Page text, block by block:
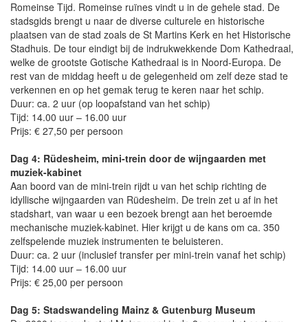
Romeinse Tijd. Romeinse ruïnes vindt u in de gehele stad. De
stadsgids brengt u naar de diverse culturele en historische
plaatsen van de stad zoals de St Martins Kerk en het Historische
Stadhuis. De tour eindigt bij de indrukwekkende Dom Kathedraal,
welke de grootste Gotische Kathedraal is in Noord-Europa. De
rest van de middag heeft u de gelegenheid om zelf deze stad te
verkennen en op het gemak terug te keren naar het schip.
Duur: ca. 2 uur (op loopafstand van het schip)
Tijd: 14.00 uur – 16.00 uur
Prijs: € 27,50 per persoon
Dag 4: Rüdesheim, mini-trein door de wijngaarden met
muziek-kabinet
Aan boord van de mini-trein rijdt u van het schip richting de
idyllische wijngaarden van Rüdesheim. De trein zet u af in het
stadshart, van waar u een bezoek brengt aan het beroemde
mechanische muziek-kabinet. Hier krijgt u de kans om ca. 350
zelfspelende muziek instrumenten te beluisteren.
Duur: ca. 2 uur (inclusief transfer per mini-trein vanaf het schip)
Tijd: 14.00 uur – 16.00 uur
Prijs: € 25,00 per persoon
Dag 5: Stadswandeling Mainz & Gutenburg Museum